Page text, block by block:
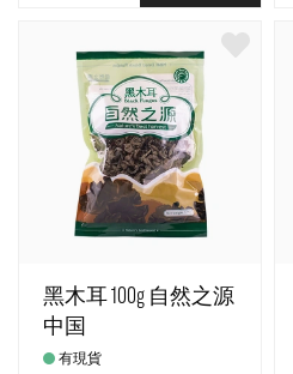
黑木耳 100g 自然之源
中国
有現貨